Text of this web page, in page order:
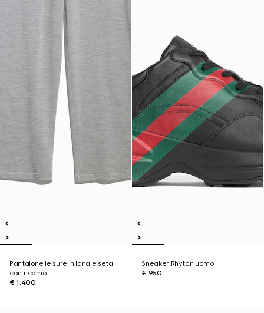
Pantalone leisure in lana e seta
con ricamo
€ 1.400
Sneaker Rhyton uomo
€ 950